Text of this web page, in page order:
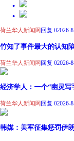
荷兰华人新闻网 回复 02026-
竹知了事件最大的认知
荷兰华人新闻网 回复 02026-
经济学人：一个“幽灵写
荷兰华人新闻网 回复 02026-
韩媒：美军征集惩罚伊